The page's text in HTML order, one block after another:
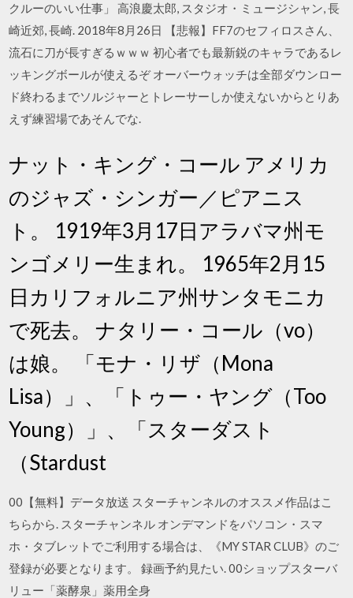
クルーのいい仕事」 高浪慶太郎, スタジオ・ミュージシャン, 長
崎近郊, 長崎. 2018年8月26日 【悲報】FF7のセフィロスさん、
流石に刀が長すぎるｗｗｗ 初心者でも最新鋭のキャラであるレ
ッキングボールが使えるぞ オーバーウォッチは全部ダウンロー
ド終わるまでソルジャーとトレーサーしか使えないからとりあ
えず練習場であそんでな.
ナット・キング・コール アメリカ
のジャズ・シンガー／ピアニス
ト。 1919年3月17日アラバマ州モ
ンゴメリー生まれ。 1965年2月15
日カリフォルニア州サンタモニカ
で死去。 ナタリー・コール（vo）
は娘。 「モナ・リザ（Mona
Lisa）」、「トゥー・ヤング（Too
Young）」、「スターダスト
（Stardust
00【無料】データ放送 スターチャンネルのオススメ作品はこ
ちらから. スターチャンネル オンデマンドをパソコン・スマ
ホ・タブレットでご利用する場合は、《MY STAR CLUB》のご
登録が必要となります。 録画予約見たい. 00ショップスターバ
リュー「薬酵泉」薬用全身